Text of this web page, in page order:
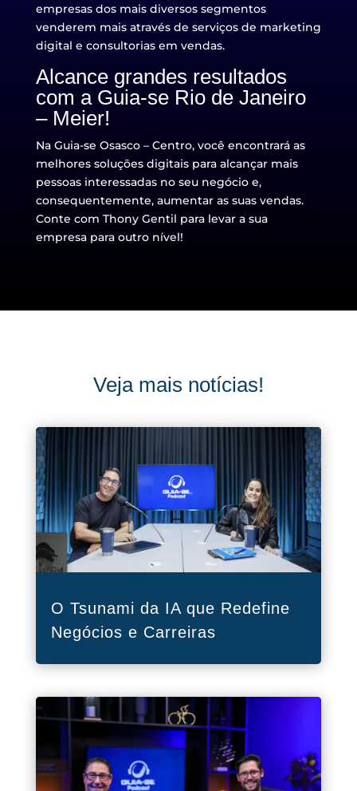
empresas dos mais diversos segmentos
venderem mais através de serviços de marketing
digital e consultorias em vendas.
Alcance grandes resultados
com a Guia-se Rio de Janeiro
– Meier!
Na Guia-se Osasco – Centro, você encontrará as
melhores soluções digitais para alcançar mais
pessoas interessadas no seu negócio e,
consequentemente, aumentar as suas vendas.
Conte com Thony Gentil para levar a sua
empresa para outro nível!
Veja mais notícias!
O Tsunami da IA que Redefine
Negócios e Carreiras